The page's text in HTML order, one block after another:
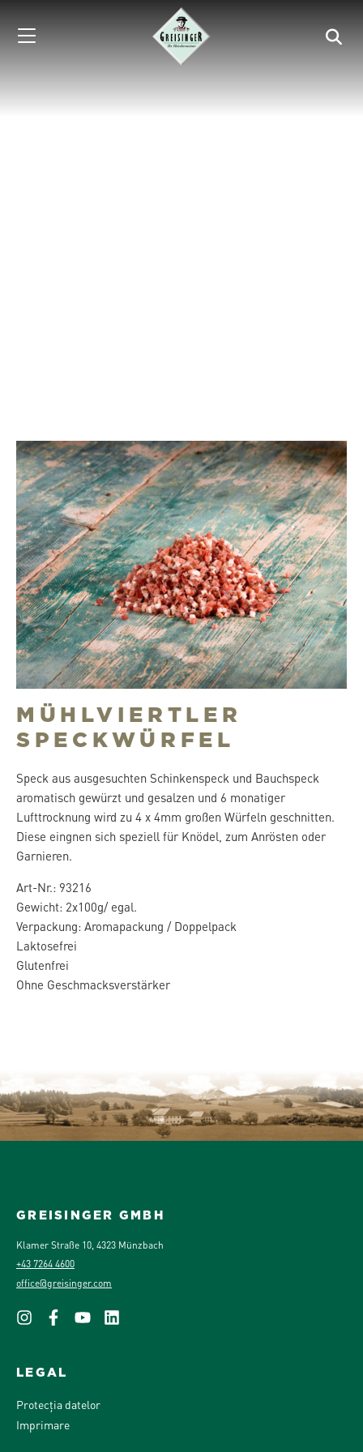
MÜHLVIERTLER
SPECKWÜRFEL
Speck aus ausgesuchten Schinkenspeck und Bauchspeck
aromatisch gewürzt und gesalzen und 6 monatiger
Lufttrocknung wird zu 4 x 4mm großen Würfeln geschnitten.
Diese eingnen sich speziell für Knödel, zum Anrösten oder
Garnieren.
Art-Nr.: 93216
Gewicht: 2x100g/ egal.
Verpackung: Aromapackung / Doppelpack
Laktosefrei
Glutenfrei
Ohne Geschmacksverstärker
GREISINGER GMBH
Klamer Straße 10, 4323 Münzbach
+43 7264 4600
office@greisinger.com
LEGAL
Protecția datelor
Imprimare